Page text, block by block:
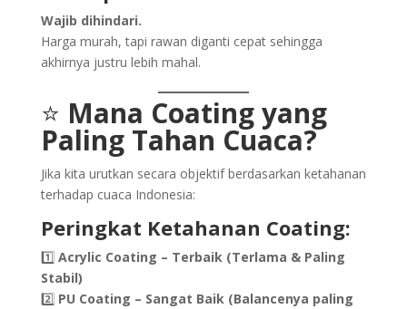
Wajib dihindari.
Harga murah, tapi rawan diganti cepat sehingga
akhirnya justru lebih mahal.
⭐ Mana Coating yang
Paling Tahan Cuaca?
Jika kita urutkan secara objektif berdasarkan ketahanan
terhadap cuaca Indonesia:
Peringkat Ketahanan Coating:
1️⃣ Acrylic Coating – Terbaik (Terlama & Paling
Stabil)
2️⃣ PU Coating – Sangat Baik (Balancenya paling